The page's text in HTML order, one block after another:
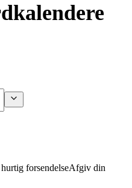
forsendelseAfgiv din